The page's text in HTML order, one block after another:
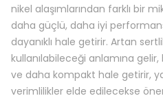
nikel alaşımlarından farklı bir
daha güçlü, daha iyi
dayanıklı hale getirir. Artan
kullanılabileceği anlamına
ve daha kompakt hale getirir,
verimlilikler elde edilecekse